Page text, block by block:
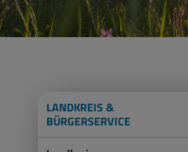
LANDKREIS &
BÜRGERSERVICE